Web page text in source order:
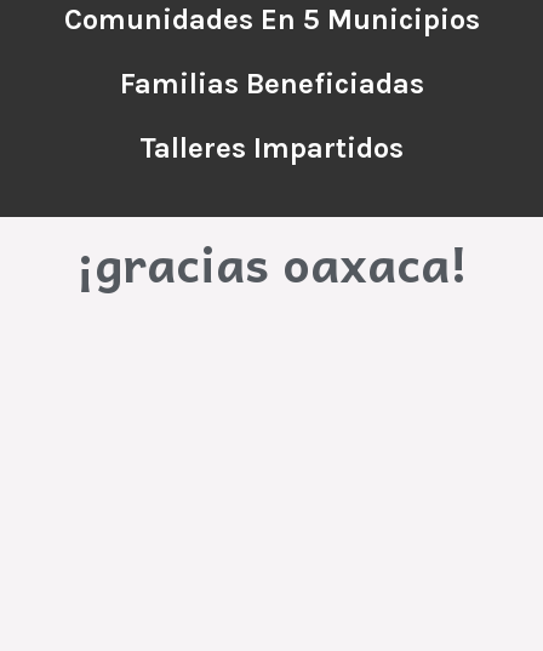
Comunidades En 5 Municipios
Familias Beneficiadas
Talleres Impartidos
¡gracias oaxaca!